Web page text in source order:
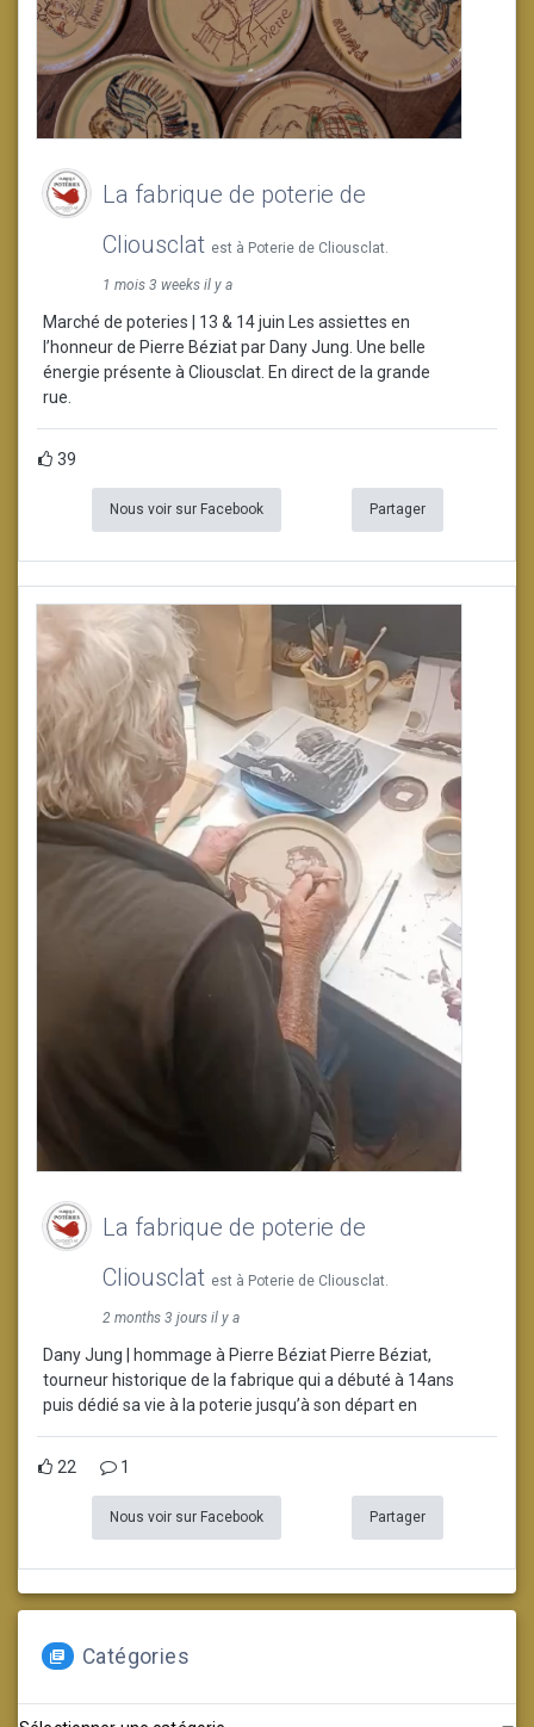
La fabrique de poterie de
Cliousclat est à Poterie de Cliousclat.
1 mois 3 weeks il y a
Marché de poteries | 13 & 14 juin Les assiettes en
l’honneur de Pierre Béziat par Dany Jung. Une belle
énergie présente à Cliousclat. En direct de la grande
rue.
39
Nous voir sur Facebook Partager
La fabrique de poterie de
Cliousclat est à Poterie de Cliousclat.
2 months 3 jours il y a
Dany Jung | hommage à Pierre Béziat Pierre Béziat,
tourneur historique de la fabrique qui a débuté à 14ans
puis dédié sa vie à la poterie jusqu’à son départ en
22 1
Nous voir sur Facebook Partager
Catégories